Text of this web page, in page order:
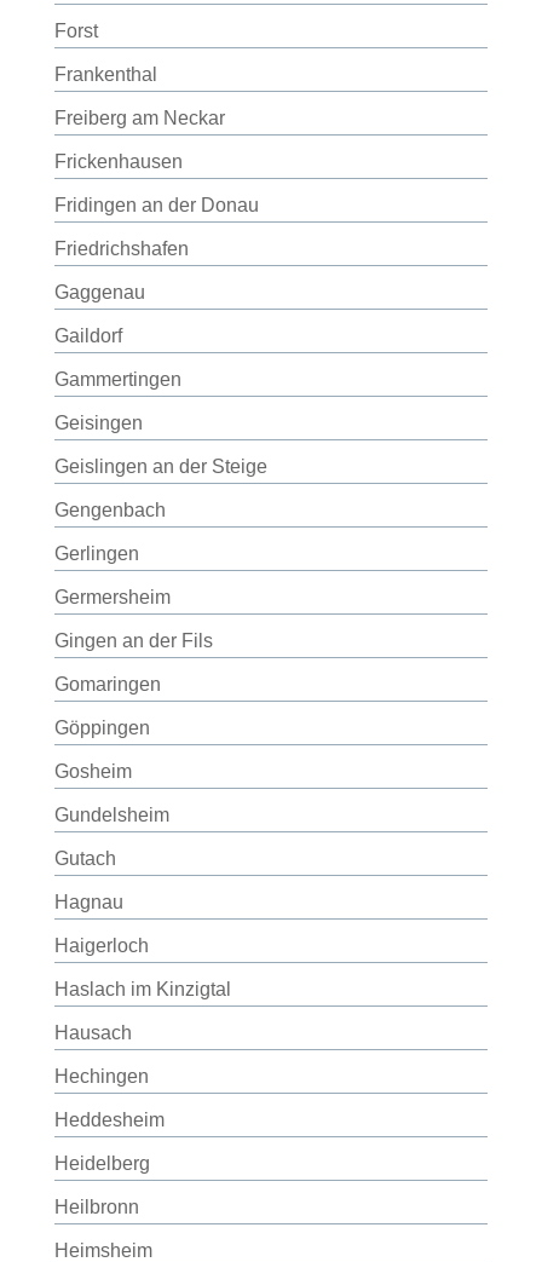
Forst
Frankenthal
Freiberg am Neckar
Frickenhausen
Fridingen an der Donau
Friedrichshafen
Gaggenau
Gaildorf
Gammertingen
Geisingen
Geislingen an der Steige
Gengenbach
Gerlingen
Germersheim
Gingen an der Fils
Gomaringen
Göppingen
Gosheim
Gundelsheim
Gutach
Hagnau
Haigerloch
Haslach im Kinzigtal
Hausach
Hechingen
Heddesheim
Heidelberg
Heilbronn
Heimsheim